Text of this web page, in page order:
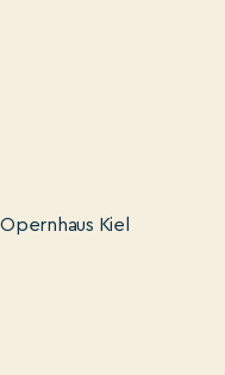
Kiel